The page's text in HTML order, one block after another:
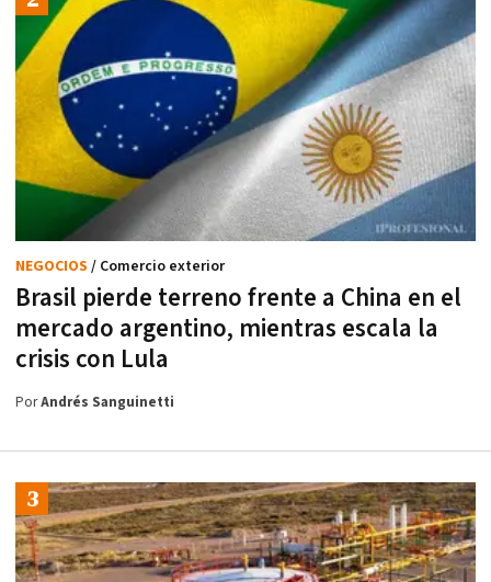
Brasil pierde terreno frente a China en el
mercado argentino, mientras escala la
crisis con Lula
NEGOCIOS / Comercio exterior
PorAndrés Sanguinetti